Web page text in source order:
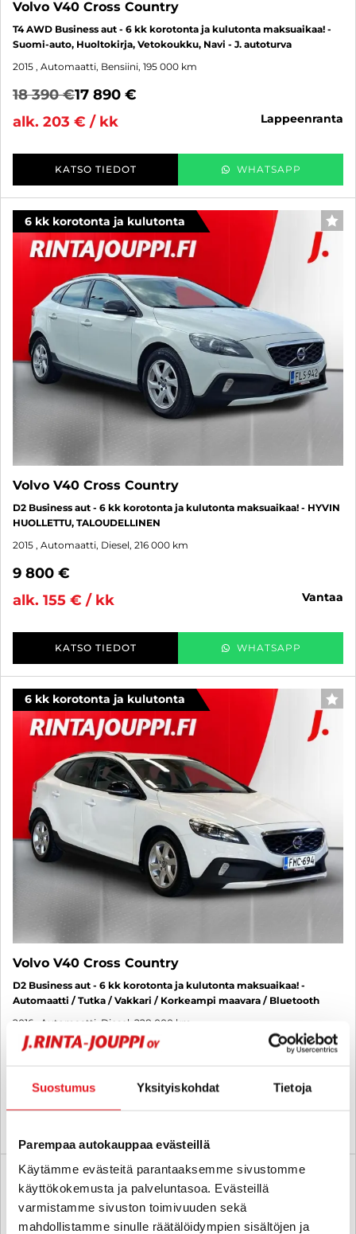
Suostumus Yksityiskohdat Tietoja
Parempaa autokauppaa evästeillä
Käytämme evästeitä parantaaksemme sivustomme
käyttökokemusta ja palveluntasoa. Evästeillä
varmistamme sivuston toimivuuden sekä
mahdollistamme sinulle räätälöidympien sisältöjen ja
Volvo V40 Cross Country
T4 AWD Business aut - 6 kk korotonta ja kulutonta maksuaikaa! -
Suomi-auto, Huoltokirja, Vetokoukku, Navi - J. autoturva
2015 , Automaatti, Bensiini, 195 000 km
18 390 €17 890 €
alk. 203 € / kk
lappeenranta
KATSO TIEDOT WHATSAPP
6 kk korotonta ja kulutonta
Volvo V40 Cross Country
D2 Business aut - 6 kk korotonta ja kulutonta maksuaikaa! - HYVIN
HUOLLETTU, TALOUDELLINEN
2015 , Automaatti, Diesel, 216 000 km
9 800 €
alk. 155 € / kk
vantaa
KATSO TIEDOT WHATSAPP
6 kk korotonta ja kulutonta
Volvo V40 Cross Country
D2 Business aut - 6 kk korotonta ja kulutonta maksuaikaa! -
Automaatti / Tutka / Vakkari / Korkeampi maavara / Bluetooth
2016
, Automaatti, Diesel, 228 000 km
9 480 €
6 kk korotonta ja kulutonta